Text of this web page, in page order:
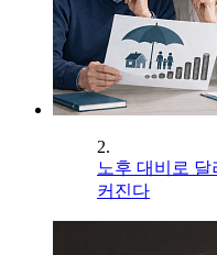
2.
노후 대비로
커진다